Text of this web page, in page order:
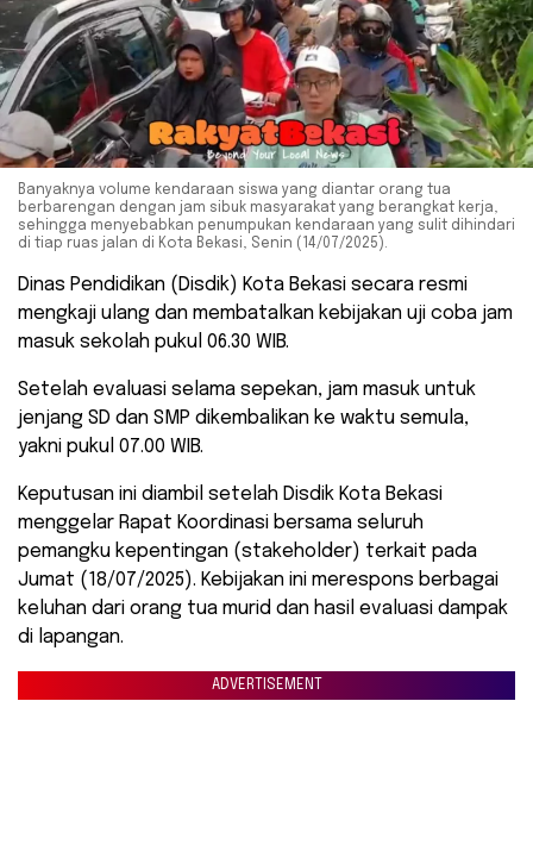
Banyaknya volume kendaraan siswa yang diantar orang tua
berbarengan dengan jam sibuk masyarakat yang berangkat kerja,
sehingga menyebabkan penumpukan kendaraan yang sulit dihindari
di tiap ruas jalan di Kota Bekasi, Senin (14/07/2025).
Dinas Pendidikan (Disdik) Kota Bekasi secara resmi
mengkaji ulang dan membatalkan kebijakan uji coba jam
masuk sekolah pukul 06.30 WIB.
Setelah evaluasi selama sepekan, jam masuk untuk
jenjang SD dan SMP dikembalikan ke waktu semula,
yakni pukul 07.00 WIB.
Keputusan ini diambil setelah Disdik Kota Bekasi
menggelar Rapat Koordinasi bersama seluruh
pemangku kepentingan (stakeholder) terkait pada
Jumat (18/07/2025). Kebijakan ini merespons berbagai
keluhan dari orang tua murid dan hasil evaluasi dampak
di lapangan.
ADVERTISEMENT